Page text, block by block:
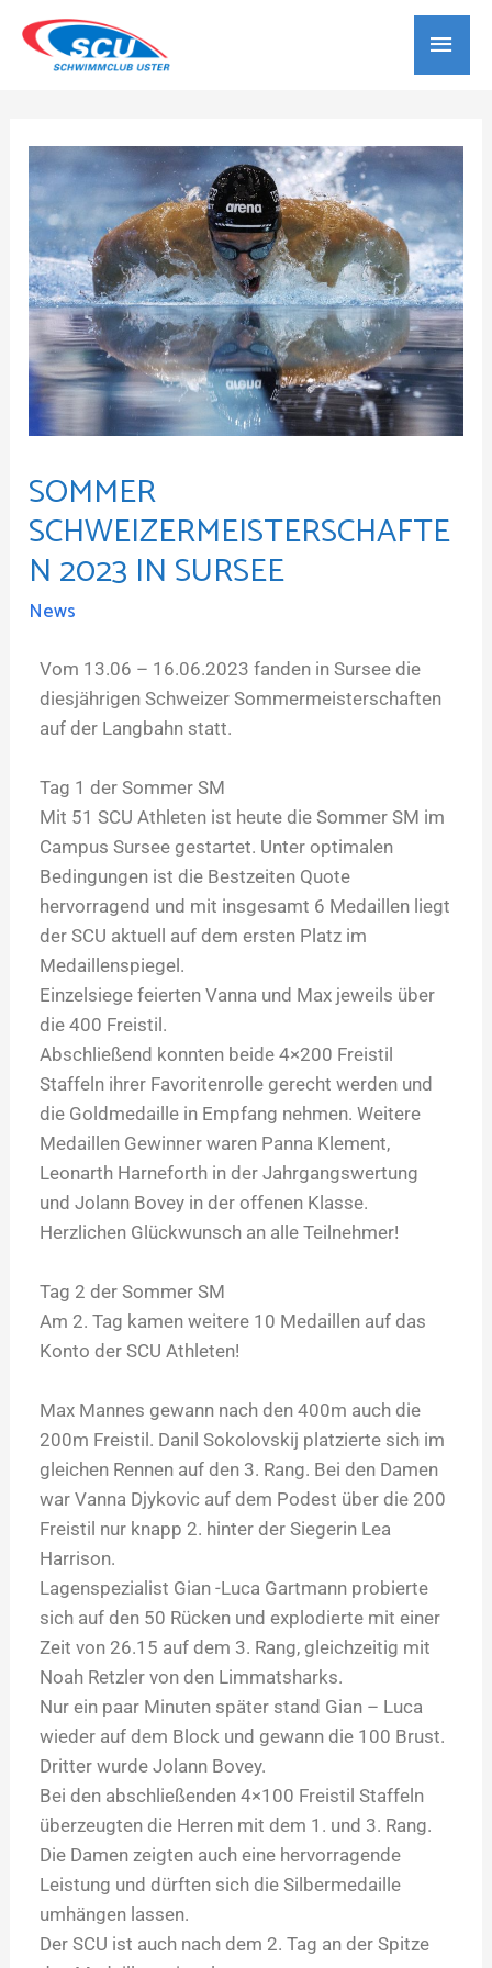
SOMMER
SCHWEIZERMEISTERSCHAFTE
N 2023 IN SURSEE
News
Vom 13.06 – 16.06.2023 fanden in Sursee die
diesjährigen Schweizer Sommermeisterschaften
auf der Langbahn statt.
Tag 1 der Sommer SM
Mit 51 SCU Athleten ist heute die Sommer SM im
Campus Sursee gestartet. Unter optimalen
Bedingungen ist die Bestzeiten Quote
hervorragend und mit insgesamt 6 Medaillen liegt
der SCU aktuell auf dem ersten Platz im
Medaillenspiegel.
Einzelsiege feierten Vanna und Max jeweils über
die 400 Freistil.
Abschließend konnten beide 4×200 Freistil
Staffeln ihrer Favoritenrolle gerecht werden und
die Goldmedaille in Empfang nehmen. Weitere
Medaillen Gewinner waren Panna Klement,
Leonarth Harneforth in der Jahrgangswertung
und Jolann Bovey in der offenen Klasse.
Herzlichen Glückwunsch an alle Teilnehmer!
Tag 2 der Sommer SM
Am 2. Tag kamen weitere 10 Medaillen auf das
Konto der SCU Athleten!
Max Mannes gewann nach den 400m auch die
200m Freistil. Danil Sokolovskij platzierte sich im
gleichen Rennen auf den 3. Rang. Bei den Damen
war Vanna Djykovic auf dem Podest über die 200
Freistil nur knapp 2. hinter der Siegerin Lea
Harrison.
Lagenspezialist Gian -Luca Gartmann probierte
sich auf den 50 Rücken und explodierte mit einer
Zeit von 26.15 auf dem 3. Rang, gleichzeitig mit
Noah Retzler von den Limmatsharks.
Nur ein paar Minuten später stand Gian – Luca
wieder auf dem Block und gewann die 100 Brust.
Dritter wurde Jolann Bovey.
Bei den abschließenden 4×100 Freistil Staffeln
überzeugten die Herren mit dem 1. und 3. Rang.
Die Damen zeigten auch eine hervorragende
Leistung und dürften sich die Silbermedaille
umhängen lassen.
Der SCU ist auch nach dem 2. Tag an der Spitze